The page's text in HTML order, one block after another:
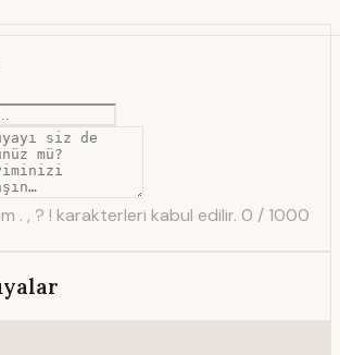
. , ? ! karakterleri kabul edilir. 0 / 1000